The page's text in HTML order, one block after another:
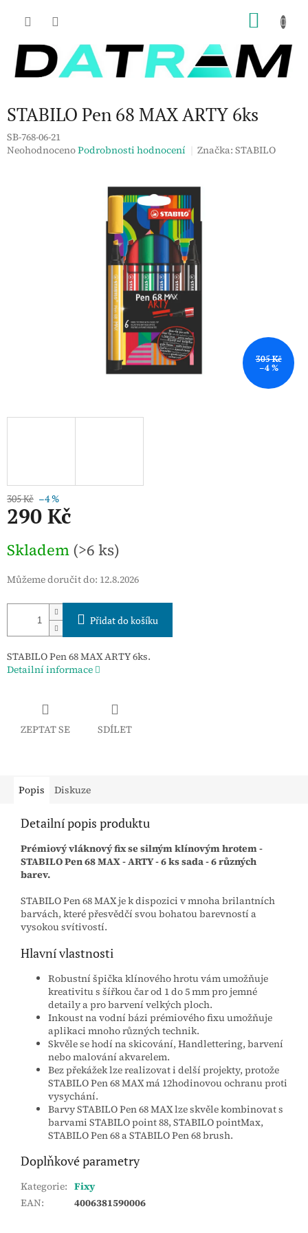
STABILO Pen 68 MAX ARTY 6ks
SB-768-06-21
Průměrné
NeohodnocenoPodrobnosti hodnocení Značka:STABILO
305 Kč
–4 %
305 Kč –4 %
290 Kč
cena:
Skladem (>6 ks)
Můžeme doručit do: 12.8.2026
Přidat do košíku
STABILO Pen 68 MAX ARTY 6ks.
Detailní informace
ZEPTAT SE SDÍLET
Popis Diskuze
Detailní popis produktu
Prémiový vláknový fix se silným klínovým hrotem -
STABILO Pen 68 MAX - ARTY - 6 ks sada - 6 různých
barev.
STABILO Pen 68 MAX je k dispozici v mnoha brilantních
barvách, které přesvědčí svou bohatou barevností a
vysokou svítivostí.
Hlavní vlastnosti
Robustní špička klínového hrotu vám umožňuje
kreativitu s šířkou čar od 1 do 5 mm pro jemné
detaily a pro barvení velkých ploch.
Inkoust na vodní bázi prémiového fixu umožňuje
aplikaci mnoho různých technik.
Skvěle se hodí na skicování, Handlettering, barvení
nebo malování akvarelem.
Bez překážek lze realizovat i delší projekty, protože
STABILO Pen 68 MAX má 12hodinovou ochranu proti
vysychání.
Barvy STABILO Pen 68 MAX lze skvěle kombinovat s
barvami STABILO point 88, STABILO pointMax,
STABILO Pen 68 a STABILO Pen 68 brush.
Doplňkové parametry
Kategorie: Fixy
EAN: 4006381590006